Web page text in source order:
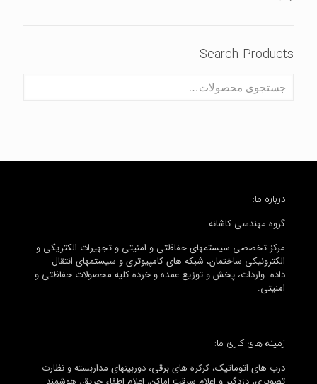
Search Products
درباره ما:
گروه مهندسی کاشانه
مرکز تخصصی سیستمهای حفاظتی و امنیتی و تجهیرات الکتریکی و
الکترونیکی ساختمان، شبکه های کامپیوتری و سیستمهای انتقال
داده. واردات، پخش و توزیع عمده و خرده کلیه محصولات حفاظتی و
امنیتی.
زمینه های کاری ما:
درب های اتوماتیک، کرکره های برقی، دوربینهای مداربسته و نظارت